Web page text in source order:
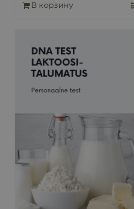
В корзину